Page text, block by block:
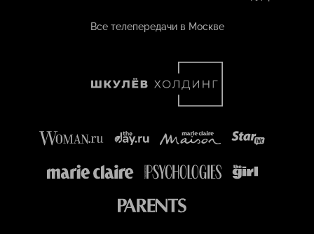
Все телепередачи в Москве